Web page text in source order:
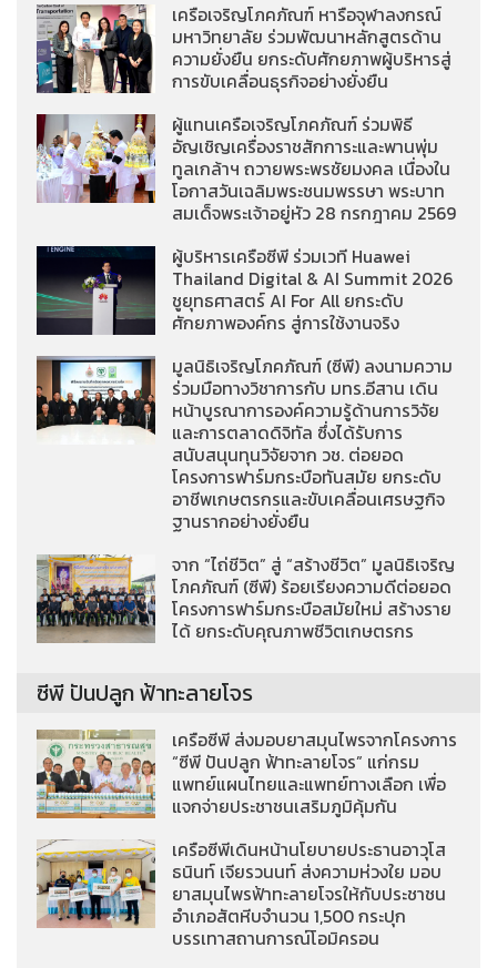
เครือเจริญโภคภัณฑ์ หารือจุฬาลงกรณ์
มหาวิทยาลัย ร่วมพัฒนาหลักสูตรด้าน
ความยั่งยืน ยกระดับศักยภาพผู้บริหารสู่
การขับเคลื่อนธุรกิจอย่างยั่งยืน
ผู้แทนเครือเจริญโภคภัณฑ์ ร่วมพิธี
อัญเชิญเครื่องราชสักการะและพานพุ่ม
ทูลเกล้าฯ ถวายพระพรชัยมงคล เนื่องใน
โอกาสวันเฉลิมพระชนมพรรษา พระบาท
สมเด็จพระเจ้าอยู่หัว 28 กรกฎาคม 2569
ผู้บริหารเครือซีพี ร่วมเวที Huawei
Thailand Digital & AI Summit 2026
ชูยุทธศาสตร์ AI For All ยกระดับ
ศักยภาพองค์กร สู่การใช้งานจริง
มูลนิธิเจริญโภคภัณฑ์ (ซีพี) ลงนามความ
ร่วมมือทางวิชาการกับ มทร.อีสาน เดิน
หน้าบูรณาการองค์ความรู้ด้านการวิจัย
และการตลาดดิจิทัล ซึ่งได้รับการ
สนับสนุนทุนวิจัยจาก วช. ต่อยอด
โครงการฟาร์มกระบือทันสมัย ยกระดับ
อาชีพเกษตรกรและขับเคลื่อนเศรษฐกิจ
ฐานรากอย่างยั่งยืน
จาก “ไถ่ชีวิต” สู่ “สร้างชีวิต” มูลนิธิเจริญ
โภคภัณฑ์ (ซีพี) ร้อยเรียงความดีต่อยอด
โครงการฟาร์มกระบือสมัยใหม่ สร้างราย
ได้ ยกระดับคุณภาพชีวิตเกษตรกร
ซีพี ปันปลูก ฟ้าทะลายโจร
เครือซีพี ส่งมอบยาสมุนไพรจากโครงการ
“ซีพี ปันปลูก ฟ้าทะลายโจร” แก่กรม
แพทย์แผนไทยและแพทย์ทางเลือก เพื่อ
แจกจ่ายประชาชนเสริมภูมิคุ้มกัน
เครือซีพีเดินหน้านโยบายประธานอาวุโส
ธนินท์ เจียรวนนท์ ส่งความห่วงใย มอบ
ยาสมุนไพรฟ้าทะลายโจรให้กับประชาชน
อำเภอสัตหีบจำนวน 1,500 กระปุก
บรรเทาสถานการณ์โอมิครอน